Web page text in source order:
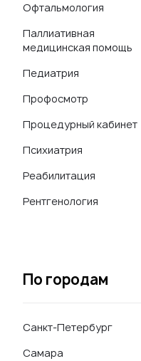
Офтальмология
Паллиативная
медицинская помощь
Педиатрия
Профосмотр
Процедурный кабинет
Психиатрия
Реабилитация
Рентгенология
По городам
Санкт-Петербург
Самара